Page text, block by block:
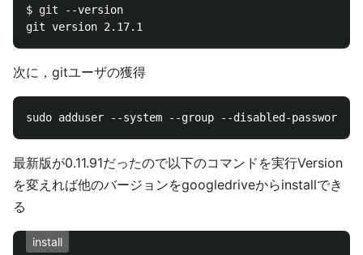
$ git --version
次に，gitユーザの獲得
最新版が0.11.91だったので以下のコマンドを実行Version
を変えれば他のバージョンをgoogledriveからinstallでき
る
install